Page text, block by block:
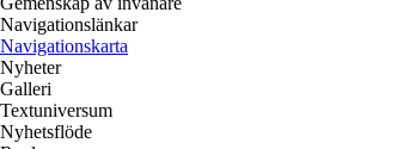
Navigationslänkar
Navigationskarta
Nyheter
Galleri
Textuniversum
Nyhetsflöde